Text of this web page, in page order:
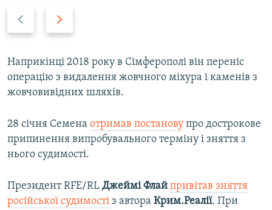
v
i
o
s
s
l
d
t
s
l
d
e
Наприкінці 2018 року в Сімферополі він переніс
операцію з видалення жовчного міхура і каменів з
жовчовивідних шляхів.
28 січня Семена отримав постанову про дострокове
припинення випробувального терміну і зняття з
нього судимості.
Президент RFE/RL Джеймі Флай привітав зняття
російської судимості з автора Крим.Реалії. При